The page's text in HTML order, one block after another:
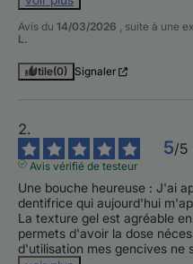
Avis du 14/03/2026 , suite à une
L.
Utile(0) Signaler
5/5
Avis vérifié de testeur
Une bouche heureuse : J'ai
dentifrice qui aujourd'hui
La texture gel est agréable
permets d'avoir la dose
d'utilisation mes gencives ne